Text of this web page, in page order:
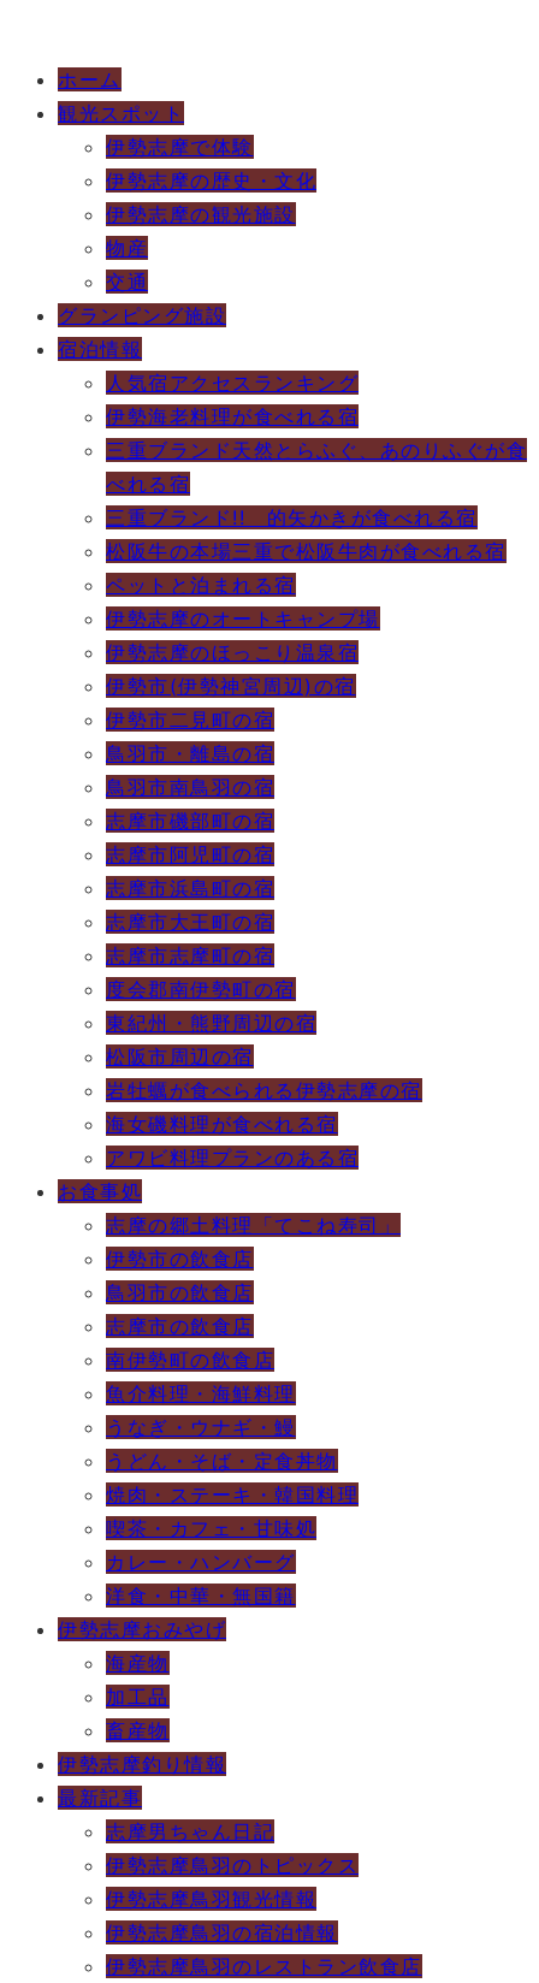
ホーム
観光スポット
伊勢志摩で体験
伊勢志摩の歴史・文化
伊勢志摩の観光施設
物産
交通
グランピング施設
宿泊情報
人気宿アクセスランキング
伊勢海老料理が食べれる宿
三重ブランド天然とらふぐ、あのりふぐが食
べれる宿
三重ブランド!! 的矢かきが食べれる宿
松阪牛の本場三重で松阪牛肉が食べれる宿
ペットと泊まれる宿
伊勢志摩のオートキャンプ場
伊勢志摩のほっこり温泉宿
伊勢市(伊勢神宮周辺)の宿
伊勢市二見町の宿
鳥羽市・離島の宿
鳥羽市南鳥羽の宿
志摩市磯部町の宿
志摩市阿児町の宿
志摩市浜島町の宿
志摩市大王町の宿
志摩市志摩町の宿
度会郡南伊勢町の宿
東紀州・熊野周辺の宿
松阪市周辺の宿
岩牡蠣が食べられる伊勢志摩の宿
海女磯料理が食べれる宿
アワビ料理プランのある宿
お食事処
志摩の郷土料理「てこね寿司」
伊勢市の飲食店
鳥羽市の飲食店
志摩市の飲食店
南伊勢町の飲食店
魚介料理・海鮮料理
うなぎ・ウナギ・鰻
うどん・そば・定食丼物
焼肉・ステーキ・韓国料理
喫茶・カフェ・甘味処
カレー・ハンバーグ
洋食・中華・無国籍
伊勢志摩おみやげ
海産物
加工品
畜産物
伊勢志摩釣り情報
最新記事
志摩男ちゃん日記
伊勢志摩鳥羽のトピックス
伊勢志摩鳥羽観光情報
伊勢志摩鳥羽の宿泊情報
伊勢志摩鳥羽のレストラン飲食店